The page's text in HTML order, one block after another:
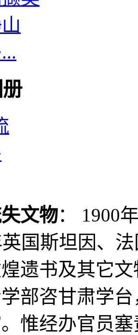
文物： 1900
英国斯坦因、
遗书及其它
部咨甘肃学
惟经办官员